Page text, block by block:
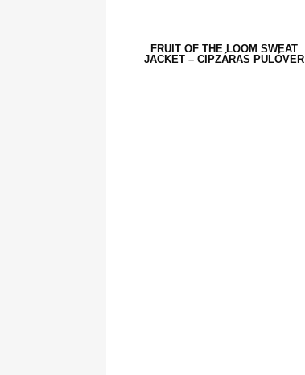
FRUIT OF THE LOOM SWEAT
JACKET – CIPZÁRAS PULÓVER